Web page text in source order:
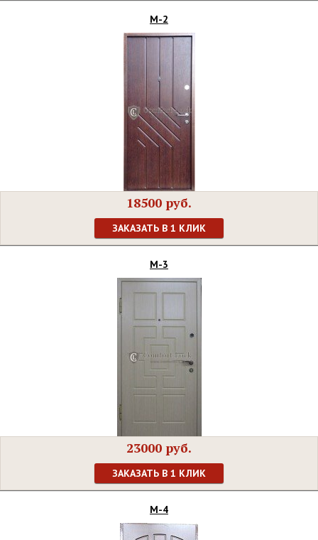
М-2
18500 руб.
ЗАКАЗАТЬ В 1 КЛИК
М-3
23000 руб.
ЗАКАЗАТЬ В 1 КЛИК
М-4